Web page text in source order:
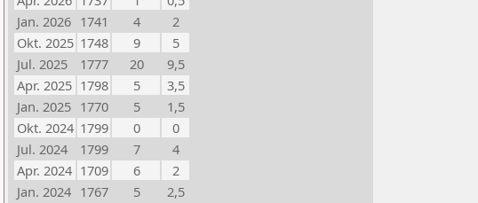
Jan. 2026 1741 4
2
Okt. 2025 1748 9
5
Jul. 2025
1777 20
9,5
Apr. 2025 1798 5
3,5
Jan. 2025 1770 5
1,5
Okt. 2024 1799 0
0
Jul. 2024
1799 7
4
Apr. 2024 1709 6
2
Jan. 2024 1767 5
2,5